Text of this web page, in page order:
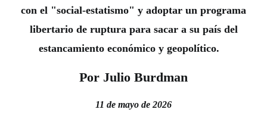
con el "social-estatismo" y adoptar un programa
libertario de ruptura para sacar a su país del
estancamiento económico y geopolítico.
Por Julio Burdman
11 de mayo de 2026